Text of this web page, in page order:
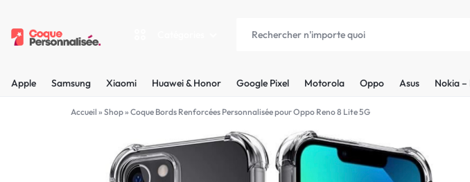
PLUS
BELLES
Samsung
Xiaomi
Apple Samsung Xiaomi Huawei & Honor Google Pixel Motorola Oppo Asus Nokia –
Accueil » Shop» Coque Bords Renforcées Personnalisée pour Oppo Reno 8 Lite 5G